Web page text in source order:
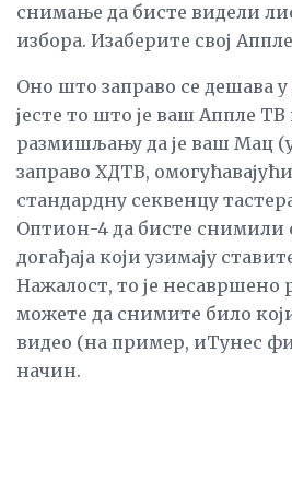
снимање да бисте видели
избора. Изаберите свој
Оно што заправо се дешава
јесте то што је ваш Аппле ТВ
размишљању да је ваш Мац
заправо ХДТВ,
стандардну секвенцу
Оптион-4 да бисте снимили
догађаја који узимају
Нажалост, то је несавршено
можете да снимите било
видео (на пример, иТунес
начин.